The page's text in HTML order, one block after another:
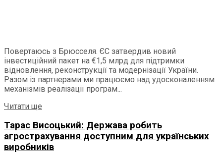
Повертаюсь з Брюсселя. ЄС затвердив новий
інвестиційний пакет на €1,5 млрд для підтримки
відновлення, реконструкції та модернізації України.
Разом із партнерами ми працюємо над удосконаленням
механізмів реалізації програм...
Читати ще
Тарас Висоцький: Держава робить
агрострахування доступним для українських
виробників